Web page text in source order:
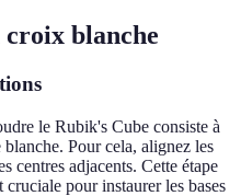
croix blanche
le Rubik's Cube consiste à
blanche. Pour cela, alignez les
centres adjacents. Cette étape
pour instaurer les bases